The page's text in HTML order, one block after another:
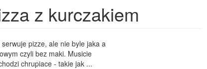
z kurczakiem
pizze, ale nie byle jaka a
czyli bez maki. Musicie
chrupiace - takie jak ...